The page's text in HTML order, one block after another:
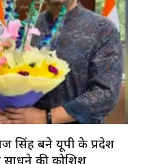
सिंह बने यूपी के प्रदेश
की कोशिश